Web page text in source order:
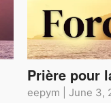
Prière pour
eepym June 3,